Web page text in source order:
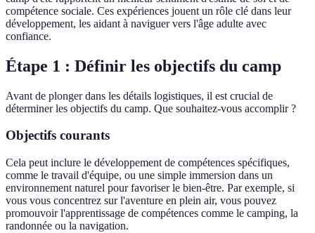
compétence sociale. Ces expériences jouent un rôle clé dans leur
développement, les aidant à naviguer vers l'âge adulte avec
confiance.
Étape 1 : Définir les objectifs du camp
Avant de plonger dans les détails logistiques, il est crucial de
déterminer les objectifs du camp. Que souhaitez-vous accomplir ?
Objectifs courants
Cela peut inclure le développement de compétences spécifiques,
comme le travail d'équipe, ou une simple immersion dans un
environnement naturel pour favoriser le bien-être. Par exemple, si
vous vous concentrez sur l'aventure en plein air, vous pouvez
promouvoir l'apprentissage de compétences comme le camping, la
randonnée ou la navigation.